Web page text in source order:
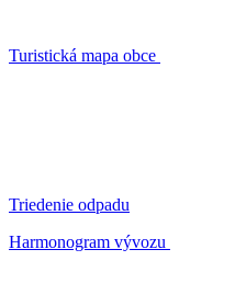
Turistická mapa obce
Triedenie odpadu
Harmonogram vývozu